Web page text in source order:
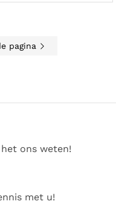
pagina
ons weten!
met u!